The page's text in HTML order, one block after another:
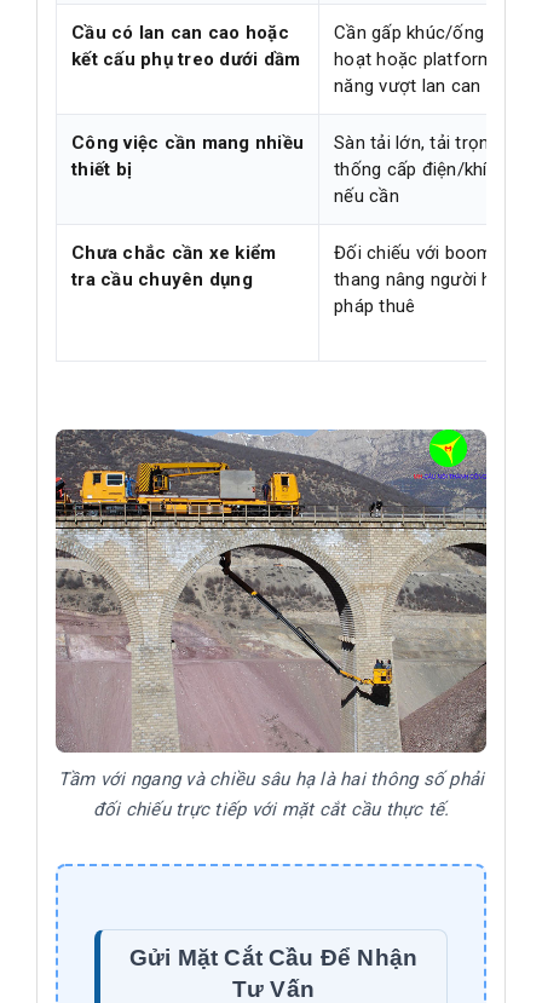
Cầu có lan can cao hoặc
kết cấu phụ treo dưới dầm
Cần gấp khúc/ống lồng
hoạt hoặc platform có
năng vượt lan can phù
Công việc cần mang nhiều
thiết bị
Sàn tải lớn, tải trọng dư,
thống cấp điện/khí/nước
nếu cần
Chưa chắc cần xe kiểm
tra cầu chuyên dụng
Đối chiếu với boom lift,
thang nâng người hoặc
pháp thuê
Tầm với ngang và chiều sâu hạ là hai thông số phải
đối chiếu trực tiếp với mặt cắt cầu thực tế.
Gửi Mặt Cắt Cầu Để Nhận
Tư Vấn